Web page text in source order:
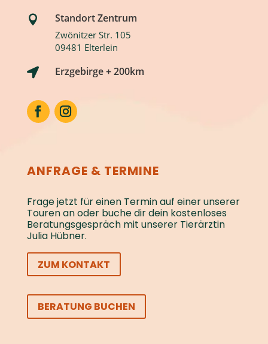
 Standort Zentrum
Zwönitzer Str. 105
09481 Elterlein
 Erzgebirge + 200km
ANFRAGE & TERMINE
Frage jetzt für einen Termin auf einer unserer
Touren an oder buche dir dein kostenloses
Beratungs­gespräch mit unserer Tierärztin
Julia Hübner.
ZUM KONTAKT
BERATUNG BUCHEN